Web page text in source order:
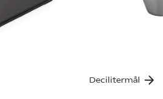
Decilitermål